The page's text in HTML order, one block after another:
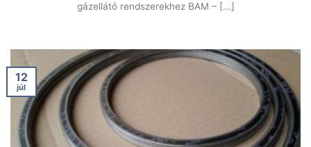
gázellátó rendszerekhez BAM – [...]
12
júl